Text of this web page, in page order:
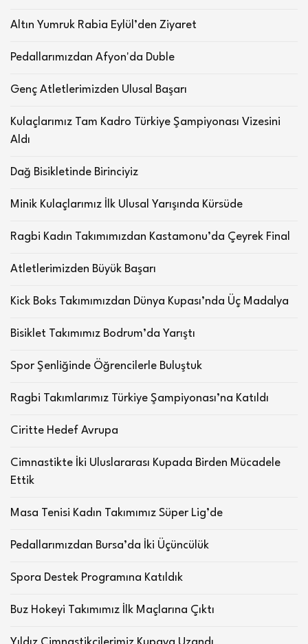
Altın Yumruk Rabia Eylül’den Ziyaret
Pedallarımızdan Afyon'da Duble
Genç Atletlerimizden Ulusal Başarı
Kulaçlarımız Tam Kadro Türkiye Şampiyonası Vizesini
Aldı
Dağ Bisikletinde Birinciyiz
Minik Kulaçlarımız İlk Ulusal Yarışında Kürsüde
Ragbi Kadın Takımımızdan Kastamonu’da Çeyrek Final
Atletlerimizden Büyük Başarı
Kick Boks Takımımızdan Dünya Kupası’nda Üç Madalya
Bisiklet Takımımız Bodrum’da Yarıştı
Spor Şenliğinde Öğrencilerle Buluştuk
Ragbi Takımlarımız Türkiye Şampiyonası’na Katıldı
Ciritte Hedef Avrupa
Cimnastikte İki Uluslararası Kupada Birden Mücadele
Ettik
Masa Tenisi Kadın Takımımız Süper Lig’de
Pedallarımızdan Bursa’da İki Üçüncülük
Spora Destek Programına Katıldık
Buz Hokeyi Takımımız İlk Maçlarına Çıktı